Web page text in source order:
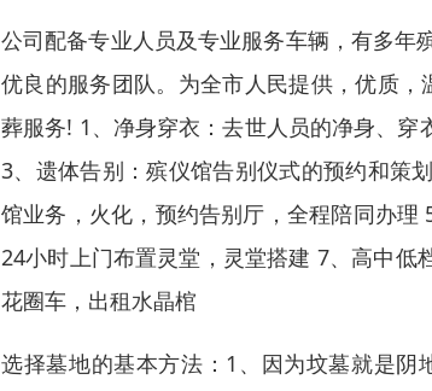
公司配备专业人员及专业服务车辆，有多年
优良的服务团队。为全市人民提供，优质
葬服务! 1、净身穿衣：去世人员的净身、
3、遗体告别：殡仪馆告别仪式的预约和策
馆业务，火化，预约告别厅，全程陪同办
24小时上门布置灵堂，灵堂搭建 7、高中
花圈车，出租水晶棺
选择墓地的基本方法：1、因为坟墓就是